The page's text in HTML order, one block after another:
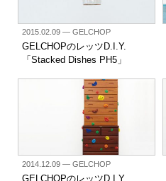
2015.02.09— GELCHOP
GELCHOPのレッツD.I.Y.
「Stacked Dishes PH5」
2014.12.09— GELCHOP
GELCHOPのレッツD.I.Y.